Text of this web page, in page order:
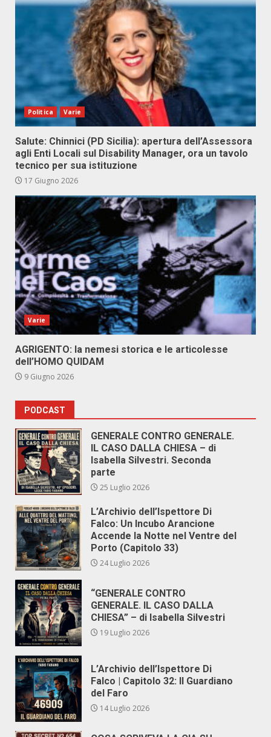
Politica Varie
Salute: Chinnici (PD Sicilia): apertura dell’Assessora
agli Enti Locali sul Disability Manager, ora un tavolo
tecnico per sua istituzione
17 Giugno 2026
Varie
AGRIGENTO: la nemesi storica e le articolesse
dell’HOMO QUIDAM
9 Giugno 2026
PODCAST
GENERALE CONTRO GENERALE.
IL CASO DALLA CHIESA – di
Isabella Silvestri. Seconda
parte
25 Luglio 2026
L’Archivio dell’Ispettore Di
Falco: Un Incubo Arancione
Accende la Notte nel Ventre del
Porto (Capitolo 33)
24 Luglio 2026
“GENERALE CONTRO
GENERALE. IL CASO DALLA
CHIESA” – di Isabella Silvestri
19 Luglio 2026
L’Archivio dell’Ispettore Di
Falco | Capitolo 32: Il Guardiano
del Faro
14 Luglio 2026